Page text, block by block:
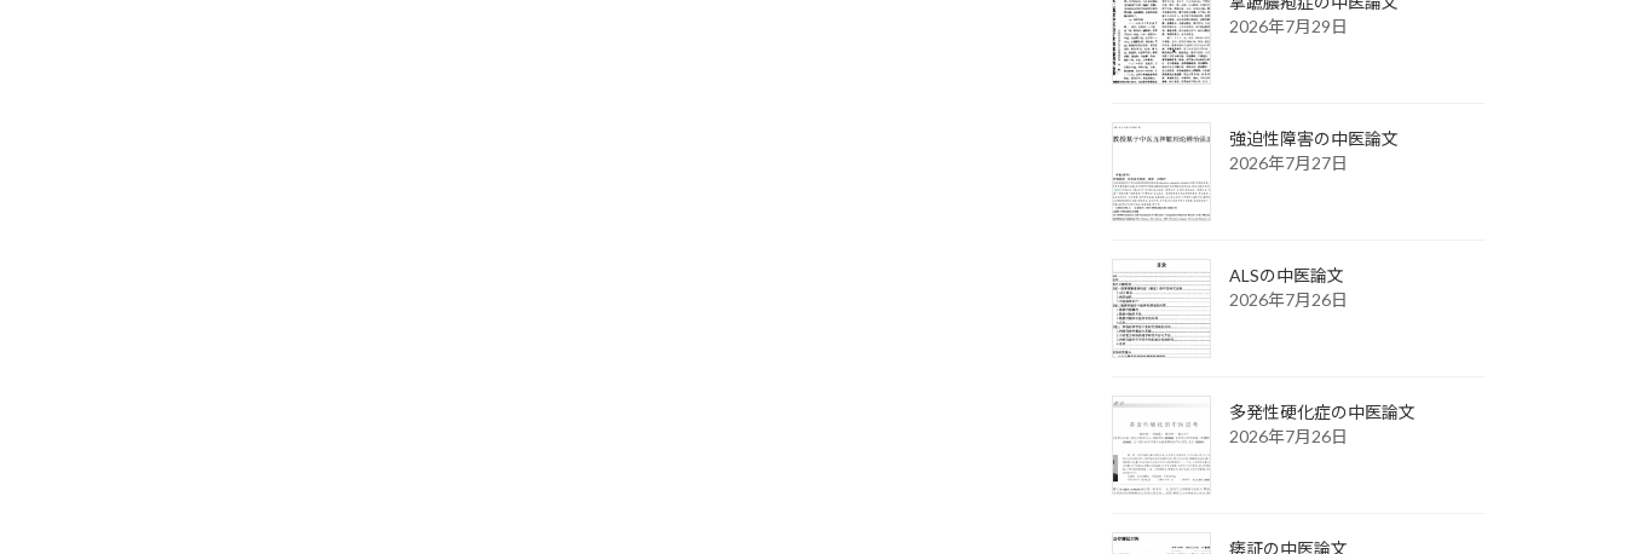
2026年7月29日
強迫性障害の中医論文
2026年7月27日
ALSの中医論文
2026年7月26日
多発性硬化症の中医論文
2026年7月26日
痿証の中医論文